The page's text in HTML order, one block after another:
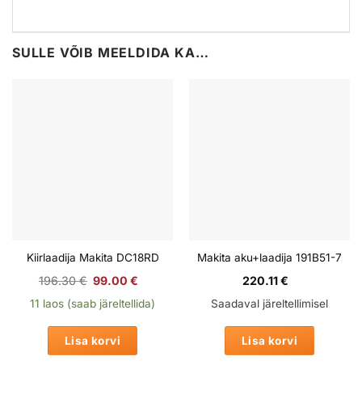
SULLE VÕIB MEELDIDA KA…
Kiirlaadija Makita DC18RD
196.30€ Algne
oli:
196.30 €.
99.00€
on:
99.00 €.
11 laos (saab järeltellida)
Lisa korvi
Makita aku+laadija 191B51-7
220.11€
Saadaval järeltellimisel
Lisa korvi